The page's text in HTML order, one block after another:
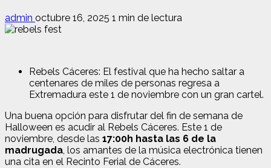
admin octubre 16, 2025 1 min de lectura
Rebels Cáceres: El festival que ha hecho saltar a
centenares de miles de personas regresa a
Extremadura este 1 de noviembre con un gran cartel.
Una buena opción para disfrutar del fin de semana de
Halloween es acudir al Rebels Cáceres. Este 1 de
noviembre, desde las 17:00h hasta las 6 de la
madrugada, los amantes de la música electrónica tienen
una cita en el Recinto Ferial de Cáceres.